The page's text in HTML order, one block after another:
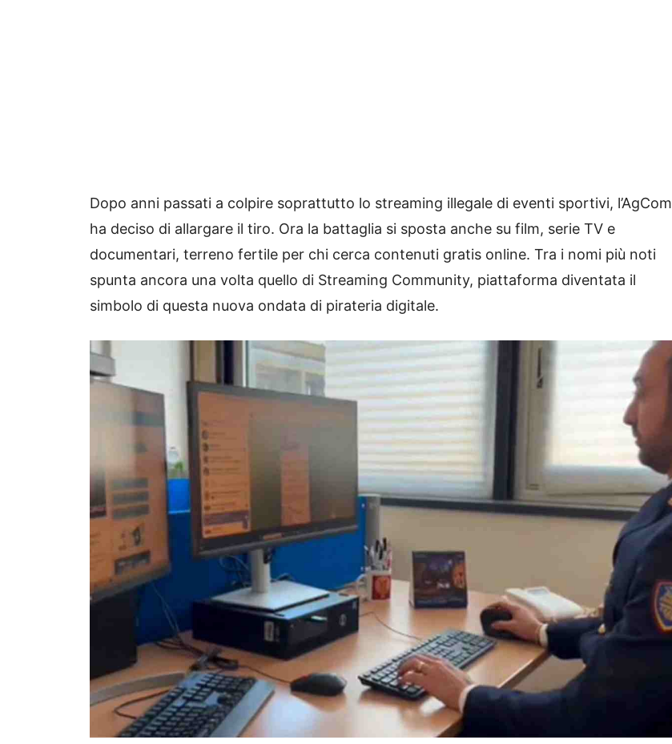
Dopo anni passati a colpire soprattutto lo streaming illegale di eventi sportivi, l’AgCom
ha deciso di allargare il tiro. Ora la battaglia si sposta anche su film, serie TV e
documentari, terreno fertile per chi cerca contenuti gratis online. Tra i nomi più noti
spunta ancora una volta quello di Streaming Community, piattaforma diventata il
simbolo di questa nuova ondata di pirateria digitale.